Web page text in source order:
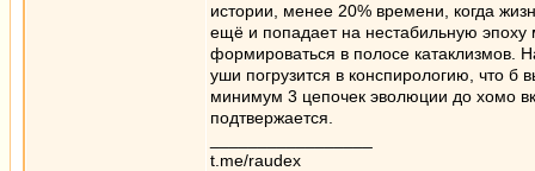
истории, менее 20% времени, когда
ещё и попадает на нестабильную
формироваться в полосе катаклизмов.
уши погрузится в конспирологию, что б
минимум 3 цепочек эволюции до хомо
подтвержается.
t.me/raudex